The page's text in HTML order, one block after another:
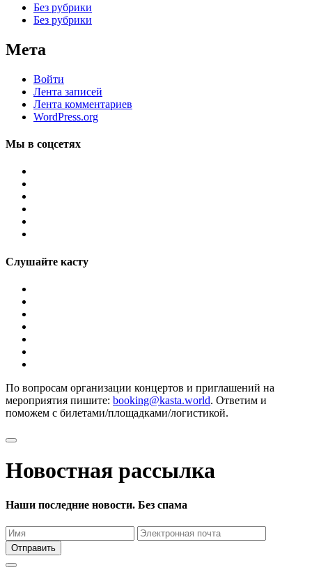
Без рубрики
Без рубрики
Мета
Войти
Лента записей
Лента комментариев
WordPress.org
Мы в соцсетях
Слушайте касту
По вопросам организации концертов и приглашений на
мероприятия пишите: booking@kasta.world. Ответим и
поможем с билетами/площадками/логистикой.
Новостная рассылка
Наши последние новости. Без спама
Отправить